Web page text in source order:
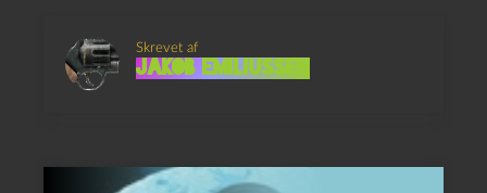
Skrevet af
Jakob Emiliussen